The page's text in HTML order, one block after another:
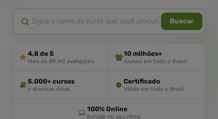
Buscar
4,8 de 5
Mais de 89 mil avaliações
10 milhões+
Alunos em todo o Brasil
5.000+ cursos
e diversas áreas
Certificado
Válido em todo o Brasil
100% Online
Estude no seu ritmo